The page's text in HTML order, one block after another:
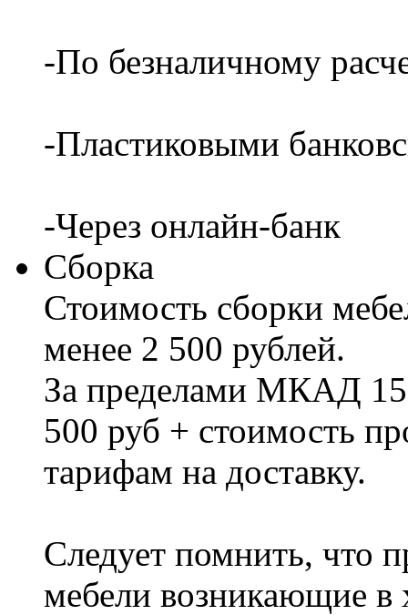
-По безналичному
-Пластиковыми
-Через онлайн-банк
Сборка
Стоимость сборки
менее 2 500 рублей.
За пределами МКАД
500 руб + стоимость
тарифам на доставку.
Следует помнить, что
мебели возникающие в